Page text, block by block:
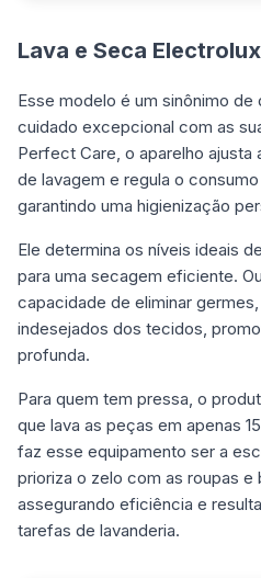
Lava e Seca
Esse modelo é um sinônimo
cuidado excepcional com as
Perfect Care, o aparelho
de lavagem e regula o consumo
garantindo uma higienização
Ele determina os níveis ideais
para uma secagem eficiente.
capacidade de eliminar
indesejados dos tecidos,
profunda.
Para quem tem pressa, o
que lava as peças em apenas
faz esse equipamento ser a
prioriza o zelo com as roupas e
assegurando eficiência e
tarefas de lavanderia.